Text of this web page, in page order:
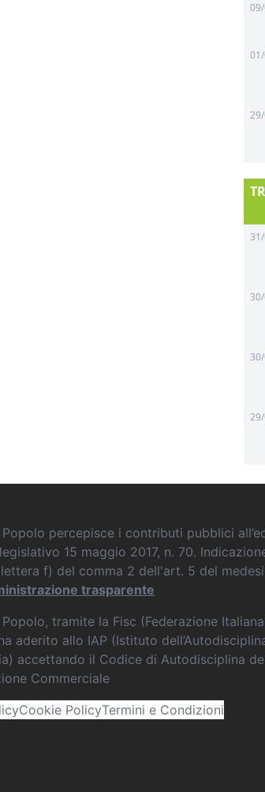
percepisce i contributi pubblici
15 maggio 2017, n. 70.
f) del comma 2 dell'art. 5 del
trasparente
tramite la Fisc (Federazione
aderito allo IAP (Istituto
accettando il Codice di Autodisciplina
Commerciale
Cookie PolicyTermini e Condizioni